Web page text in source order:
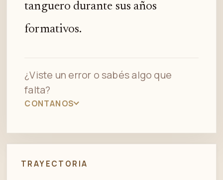
tanguero durante sus años
formativos.
¿Viste un error o sabés algo que
falta?
CONTANOS
TRAYECTORIA